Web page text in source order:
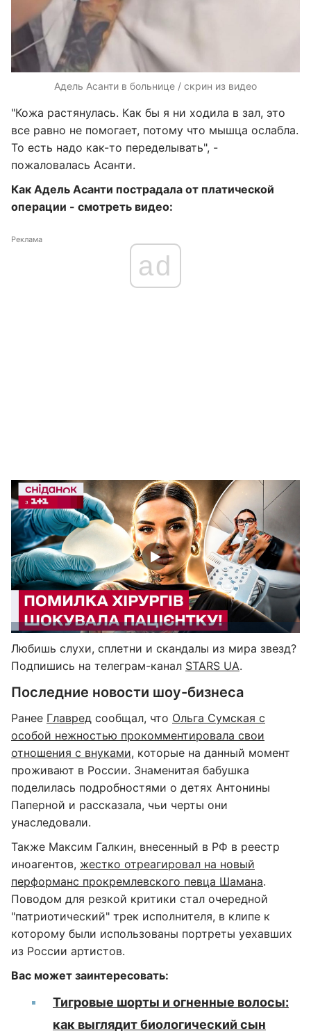
Адель Асанти в больнице / скрин из видео
"Кожа растянулась. Как бы я ни ходила в зал, это
все равно не помогает, потому что мышца ослабла.
То есть надо как-то переделывать", -
пожаловалась Асанти.
Как Адель Асанти пострадала от платической
операции - смотреть видео:
Реклама
ad
Любишь слухи, сплетни и скандалы из мира звезд?
Подпишись на телеграм-канал STARS UA.
Последние новости шоу-бизнеса
Ранее Главред сообщал, что Ольга Сумская с
особой нежностью прокомментировала свои
отношения с внуками, которые на данный момент
проживают в России. Знаменитая бабушка
поделилась подробностями о детях Антонины
Паперной и рассказала, чьи черты они
унаследовали.
Также Максим Галкин, внесенный в РФ в реестр
иноагентов, жестко отреагировал на новый
перформанс прокремлевского певца Шамана.
Поводом для резкой критики стал очередной
"патриотический" трек исполнителя, в клипе к
которому были использованы портреты уехавших
из России артистов.
Вас может заинтересовать:
Тигровые шорты и огненные волосы:
как выглядит биологический сын